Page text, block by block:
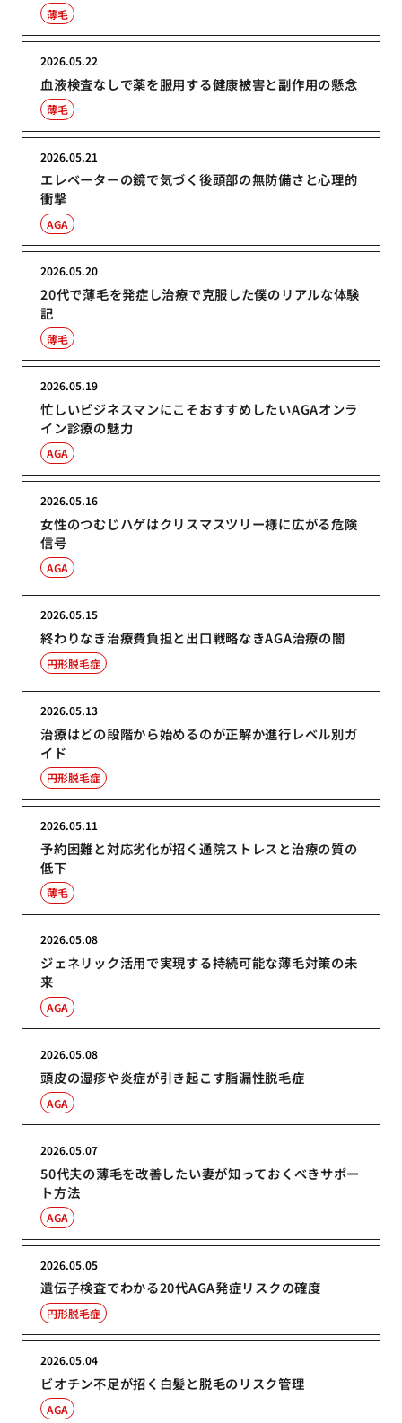
薄毛
血液検査なしで薬を服用する健康被害と副作用の懸念
2026.05.22
薄毛
エレベーターの鏡で気づく後頭部の無防備さと心理的
衝撃
2026.05.21
AGA
20代で薄毛を発症し治療で克服した僕のリアルな体験
記
2026.05.20
薄毛
忙しいビジネスマンにこそおすすめしたいAGAオンラ
イン診療の魅力
2026.05.19
AGA
女性のつむじハゲはクリスマスツリー様に広がる危険
信号
2026.05.16
AGA
終わりなき治療費負担と出口戦略なきAGA治療の闇
2026.05.15
円形脱毛症
治療はどの段階から始めるのが正解か進行レベル別ガ
イド
2026.05.13
円形脱毛症
予約困難と対応劣化が招く通院ストレスと治療の質の
低下
2026.05.11
薄毛
ジェネリック活用で実現する持続可能な薄毛対策の未
来
2026.05.08
AGA
頭皮の湿疹や炎症が引き起こす脂漏性脱毛症
2026.05.08
AGA
50代夫の薄毛を改善したい妻が知っておくべきサポー
ト方法
2026.05.07
AGA
遺伝子検査でわかる20代AGA発症リスクの確度
2026.05.05
円形脱毛症
ビオチン不足が招く白髪と脱毛のリスク管理
2026.05.04
AGA